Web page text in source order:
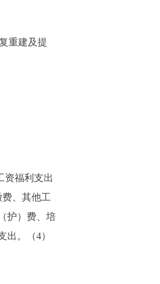
重建及提
资福利支出
、其他工
护）费、培
。（4）